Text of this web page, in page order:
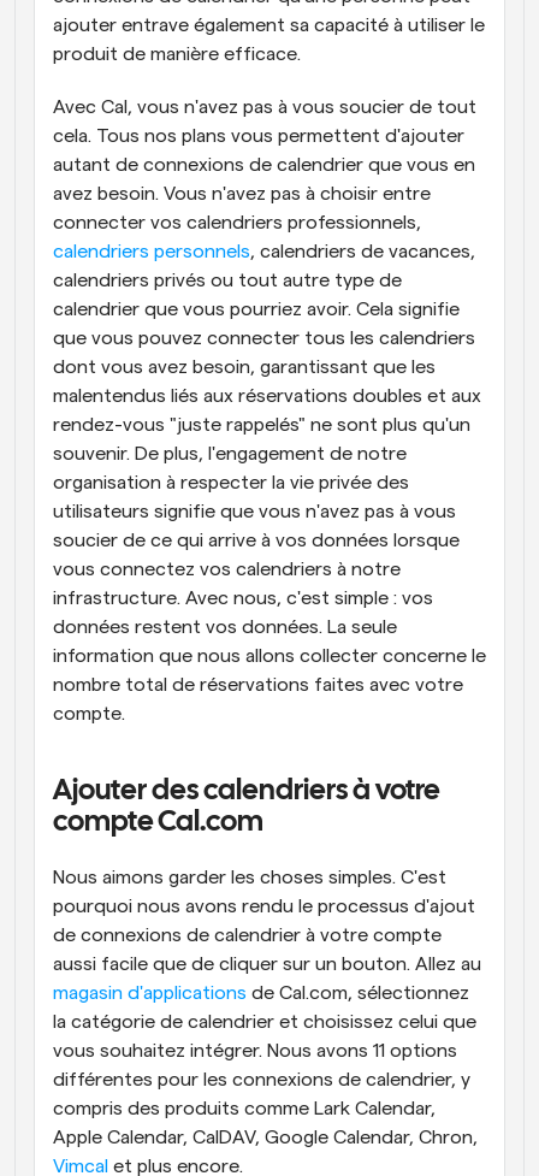
ajouter entrave également sa capacité à utiliser le
produit de manière efficace.
Avec Cal, vous n'avez pas à vous soucier de tout
cela. Tous nos plans vous permettent d'ajouter
autant de connexions de calendrier que vous en
avez besoin. Vous n'avez pas à choisir entre
calendriers personnels, calendriers de vacances,
calendriers privés ou tout autre type de
calendrier que vous pourriez avoir. Cela signifie
que vous pouvez connecter tous les calendriers
dont vous avez besoin, garantissant que les
malentendus liés aux réservations doubles et aux
rendez-vous "juste rappelés" ne sont plus qu'un
souvenir. De plus, l'engagement de notre
organisation à respecter la vie privée des
utilisateurs signifie que vous n'avez pas à vous
soucier de ce qui arrive à vos données lorsque
vous connectez vos calendriers à notre
infrastructure. Avec nous, c'est simple : vos
données restent vos données. La seule
information que nous allons collecter concerne le
nombre total de réservations faites avec votre
compte.
Ajouter des calendriers à votre
compte Cal.com
Nous aimons garder les choses simples. C'est
pourquoi nous avons rendu le processus d'ajout
de connexions de calendrier à votre compte
magasin d'applications de Cal.com, sélectionnez
la catégorie de calendrier et choisissez celui que
vous souhaitez intégrer. Nous avons 11 options
différentes pour les connexions de calendrier, y
compris des produits comme Lark Calendar,
Vimcal et plus encore.